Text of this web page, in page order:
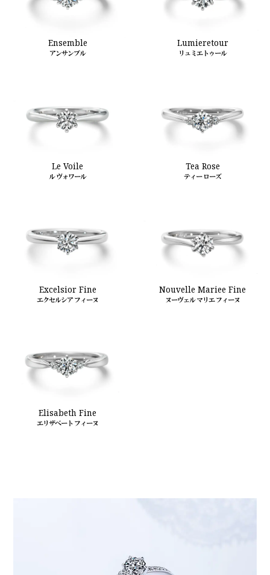
Ensemble
アンサンブル
Lumieretour
リュミエトゥール
Le Voile
ル ヴォワール
Tea Rose
ティー ローズ
Excelsior Fine
エクセルシア フィーヌ
Nouvelle Mariee Fine
ヌーヴェル マリエ フィーヌ
Elisabeth Fine
エリザベート フィーヌ